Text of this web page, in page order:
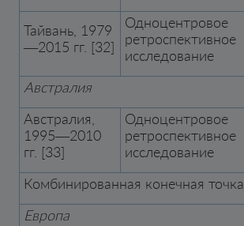
Тайвань, 1979
—2015 гг. [32]
Одноцентровое
ретроспективное
исследование
Австралия
Австралия,
1995—2010
гг. [33]
Одноцентровое
ретроспективное
исследование
Комбинированная конечная точка
Европа